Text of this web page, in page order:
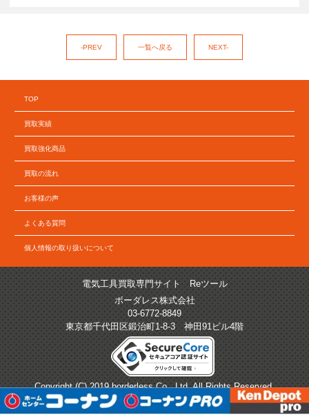
-PREV 一覧へ戻る NEXT-
TOP
買取実績
買取強化商品
買取の流れ
お客様の声
よくある質問
個人情報の取り扱いについて
電気工具買取専門サイト Reツール
ボーダレス株式会社
03-6772-8849
東京都千代田区鍛治町1-8-3 神田91ビル4階
Copyright (C) 2019 borderless Co., Ltd. All Rights Reserved.